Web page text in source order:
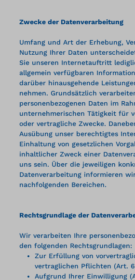
Zwecke der Datenverarbeitung
Umfang und Art der Erhebung,
Nutzung Ihrer Daten
Sie unseren Internetauftritt
allgemein verfügbaren
darüber hinausgehende
nehmen. Grundsätzlich
personenbezogenen Daten im
unternehmerischen Tätigkeit für
oder vertragliche Zwecke.
Ausübung unser berechtigtes
Einhaltung von gesetzlichen
inhaltlicher Zweck einer
uns sein. Über die jeweiligen
Datenverarbeitung informieren
nachfolgenden Bereichen.
Rechtsgrundlage der
Wir verarbeiten Ihre
den folgenden Rechtsgrundlagen:
Zur Erfüllung von
vertraglichen Pflichten (Art. 6
Aufgrund Ihrer Einwilligung